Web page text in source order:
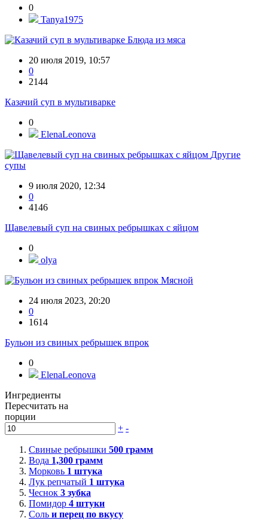
0
Tanya1975
Блюда из мяса
20 июля 2019, 10:57
0
2144
Казачий суп в мультиварке
0
ElenaLeonova
Другие
супы
9 июля 2020, 12:34
0
4146
Щавелевый суп на свиных ребрышках с яйцом
0
olya
Мясной
24 июля 2023, 20:20
0
1614
Бульон из свиных ребрышек впрок
0
ElenaLeonova
Ингредиенты
Пересчитать на
порции
+ -
Свиные ребрышки 500 грамм
Вода 1,300 грамм
Морковь 1 штука
Лук репчатый 1 штука
Чеснок 3 зубка
Помидор 4 штуки
Соль и перец по вкусу